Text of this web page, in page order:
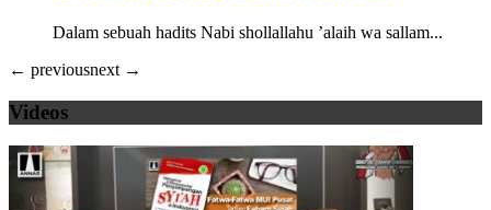
Dalam sebuah hadits Nabi shollallahu ’alaih wa sallam...
← previousnext →
Videos